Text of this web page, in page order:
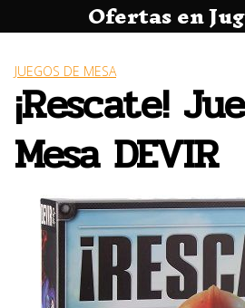
al
Ofertas en
JUEGOS DE MESA
¡Rescate!
Mesa DEVIR